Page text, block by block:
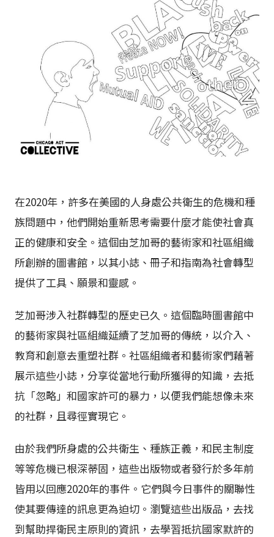
在2020年，許多在美國的人身處公共衛生的危機和種
族問題中，他們開始重新思考需要什麼才能使社會真
正的健康和安全。這個由芝加哥的藝術家和社區組織
所創辦的圖書館，以其小誌、冊子和指南為社會轉型
提供了工具、願景和靈感。
芝加哥涉入社群轉型的歷史已久。這個臨時圖書館中
的藝術家與社區組織延續了芝加哥的傳統，以介入、
教育和創意去重塑社群。社區組織者和藝術家們藉著
展示這些小誌，分享從當地行動所獲得的知識，去抵
抗「忽略」和國家許可的暴力，以便我們能想像未來
的社群，且尋徑實現它。
由於我們所身處的公共衛生、種族正義，和民主制度
等等危機已根深蒂固，這些出版物或者發行於多年前
皆用以回應2020年的事件。它們與今日事件的關聯性
使其要傳達的訊息更為迫切。瀏覽這些出版品，去找
到幫助捍衛民主原則的資訊，去學習抵抗國家默許的